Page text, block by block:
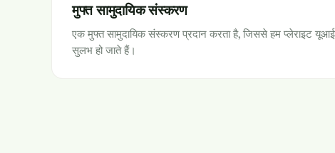
मुफ्त सामुदायिक संस्करण
एक मुफ्त सामुदायिक संस्करण प्रदान करता है, जिससे हम प्लेराइट
सुलभ हो जाते हैं।